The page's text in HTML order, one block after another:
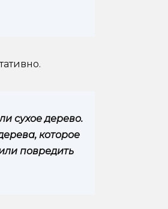
сухое дерево.
которое
повредить